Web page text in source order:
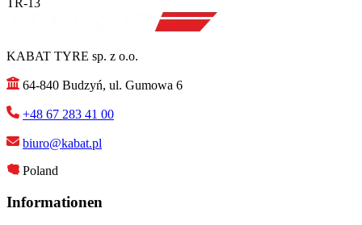
KABAT TYRE sp. z o.o.
64-840 Budzyń, ul. Gumowa 6
+48 67 283 41 00
biuro@kabat.pl
Poland
Informationen